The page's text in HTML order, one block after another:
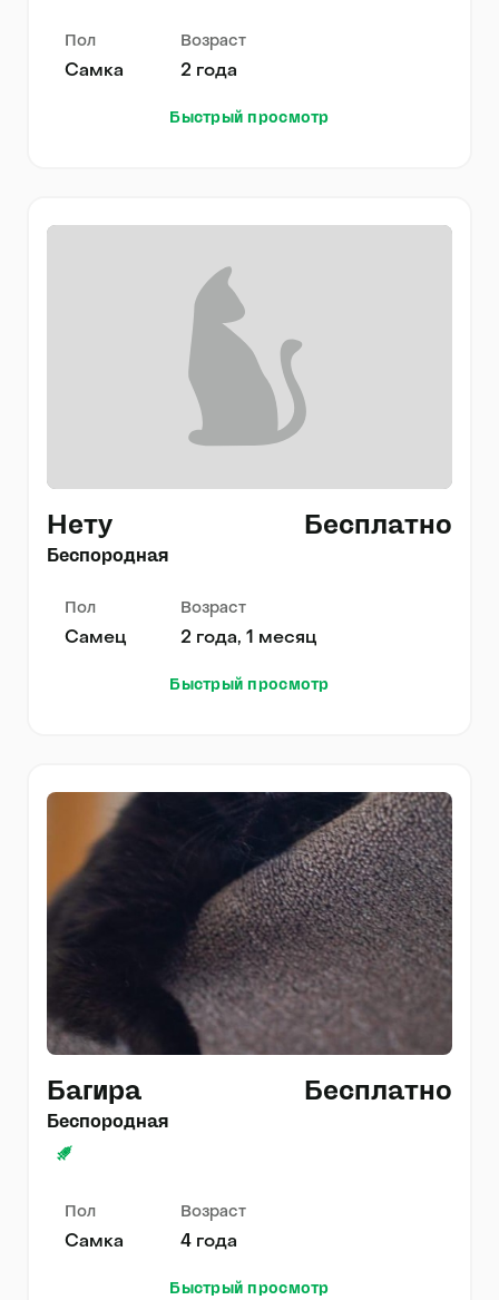
Пол
Самка
Возраст
2 года
Быстрый просмотр
Нету Бесплатно
Беспородная
Пол
Самец
Возраст
2 года, 1 месяц
Быстрый просмотр
Багира Бесплатно
Беспородная
Пол
Самка
Возраст
4 года
Быстрый просмотр